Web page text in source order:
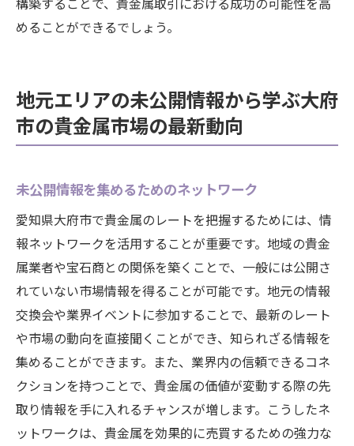
めることができるでしょう。
地元エリアの未公開情報から学ぶ大府
市の貴金属市場の最新動向
未公開情報を集めるためのネットワーク
愛知県大府市で貴金属のレートを把握するためには、情
報ネットワークを活用することが重要です。地域の貴金
属業者や宝石商との関係を築くことで、一般には公開さ
れていない市場情報を得ることが可能です。地元の情報
交換会や業界イベントに参加することで、最新のレート
や市場の動向を直接聞くことができ、知られざる情報を
集めることができます。また、業界内の信頼できるコネ
クションを持つことで、貴金属の価値が変動する際の先
取り情報を手に入れるチャンスが増します。こうしたネ
ットワークは、貴金属を効果的に売買するための強力な